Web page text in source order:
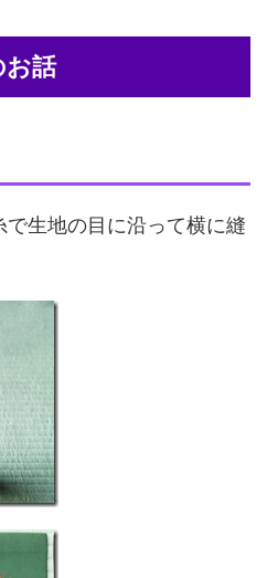
お話
生地の目に沿って横に縫